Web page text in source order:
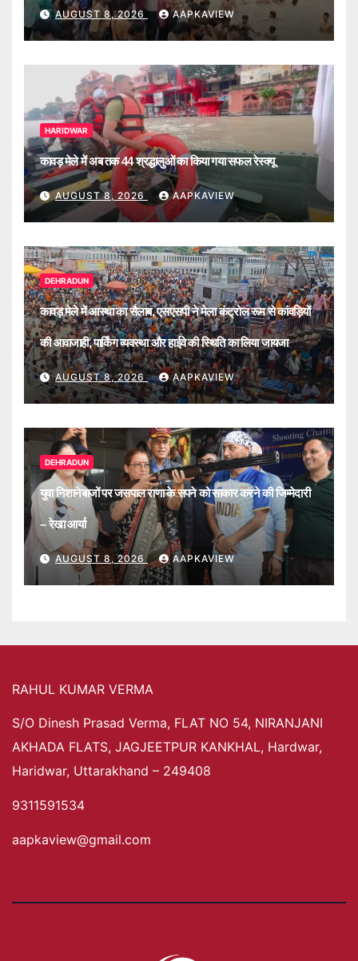
AUGUST 8, 2026 AAPKAVIEW
HARIDWAR
कावड़ मेले में अब तक 44 श्रद्धालुओं का किया गया सफल रेस्क्यू
AUGUST 8, 2026 AAPKAVIEW
DEHRADUN
कावड़ मेले में आस्था का सैलाब, एसएसपी ने मेला कंट्रोल रूम से कांवड़ियों
की आवाजाही, पार्किंग व्यवस्था और हाईवे की स्थिति का लिया जायजा
AUGUST 8, 2026 AAPKAVIEW
DEHRADUN
युवा निशानेबाजों पर जसपाल राणा के सपने को साकार करने की जिम्मेदारी
– रेखा आर्या
AUGUST 8, 2026 AAPKAVIEW
RAHUL KUMAR VERMA
S/O Dinesh Prasad Verma, FLAT NO 54, NIRANJANI
AKHADA FLATS, JAGJEETPUR KANKHAL, Hardwar,
Haridwar, Uttarakhand – 249408
9311591534
aapkaview@gmail.com